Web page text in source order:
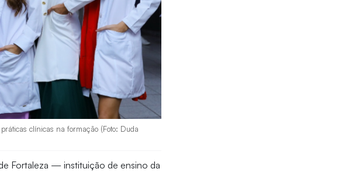
clínicas na formação (Foto: Duda
Fortaleza — instituição de ensino da